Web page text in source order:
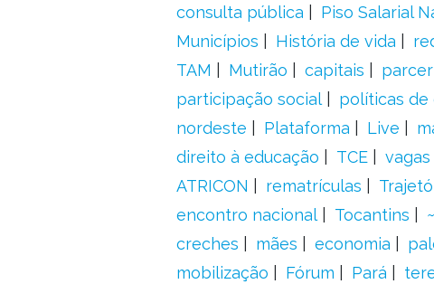
consulta pública
Piso Salarial
Municípios
História de vida
TAM
Mutirão capitais
participação social
políticas de
nordeste
Plataforma Live
direito à educação
TCE vagas
ATRICON
rematrículas
encontro nacional
Tocantins
creches
mães economia
mobilização
Fórum Pará